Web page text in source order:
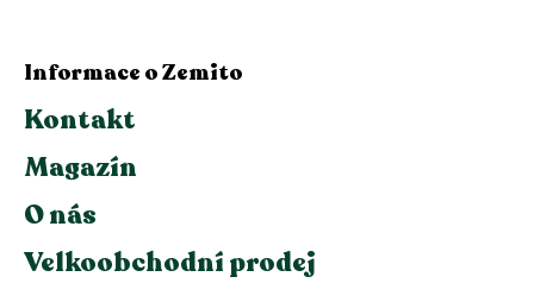
Informace o Zemito
Kontakt
Magazín
O nás
Velkoobchodní prodej